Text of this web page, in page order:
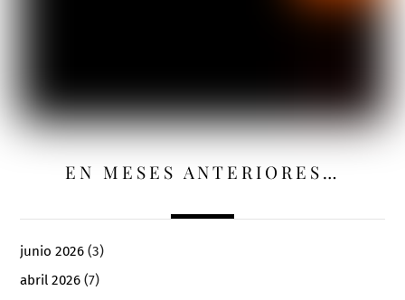
EN MESES ANTERIORES…
junio 2026 (3)
abril 2026 (7)